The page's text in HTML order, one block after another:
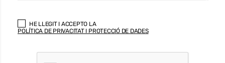
HE LLEGIT I ACCEPTO LA
POLÍTICA DE PRIVACITAT I PROTECCIÓ DE DADES